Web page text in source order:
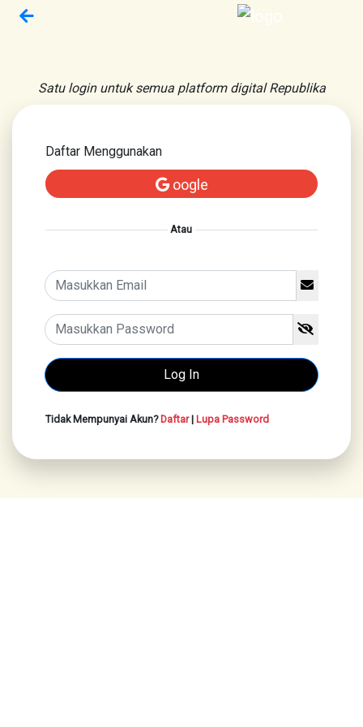
Satu login untuk semua platform digital Republika
Daftar Menggunakan
oogle
Atau
Tidak Mempunyai Akun?Daftar| Lupa Password